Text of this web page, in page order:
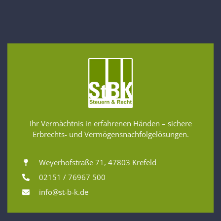
Ihr Vermächtnis in erfahrenen Händen – sichere
Erbrechts- und Vermögensnachfolgelösungen.
Weyerhofstraße 71, 47803 Krefeld
02151 / 76967 500
info@st-b-k.de